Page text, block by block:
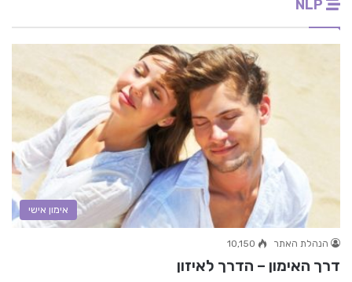
אימון אישי
הנהלת האתר 10,150
דרך האימון – הדרך לאיזון